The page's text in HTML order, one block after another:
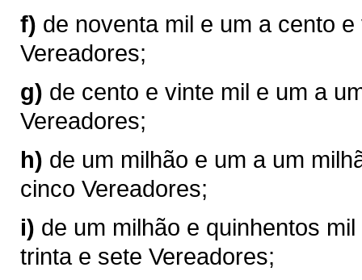
f) de noventa mil e um a cento
Vereadores;
g) de cento e vinte mil e um a
Vereadores;
h) de um milhão e um a um
cinco Vereadores;
i) de um milhão e quinhentos
trinta e sete Vereadores;